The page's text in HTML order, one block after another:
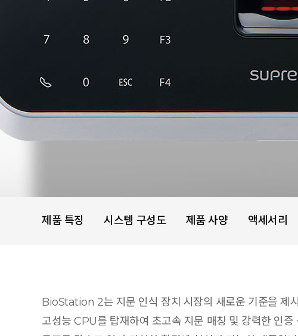
제품 특징 시스템 구성도 제품 사양 액세서리
BioStation 2는 지문 인식 장치 시장의 새로운 기준을 제
고성능 CPU를 탑재하여 초고속 지문 매칭 및 강력한 인